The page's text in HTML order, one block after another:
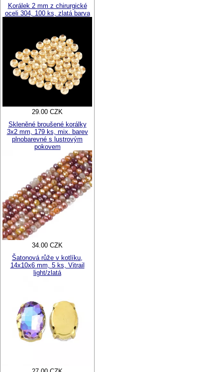
Korálek 2 mm z chirurgické
oceli 304, 100 ks, zlatá barva
29.00 CZK
Skleněné broušené korálky
3x2 mm, 179 ks, mix. barev
plnobarevné s lustrovým
pokovem
34.00 CZK
Šatonová růže v kotlíku,
14x10x6 mm, 5 ks, Vitrail
light/zlatá